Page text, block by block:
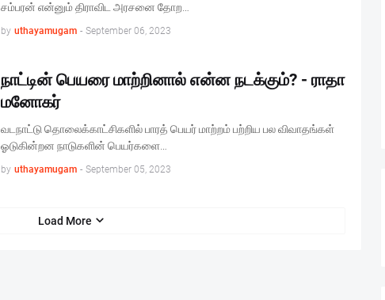
சம்பரன் என்னும் திராவிட அரசனை தோற…
by uthayamugam - September 06, 2023
நாட்டின் பெயரை மாற்றினால் என்ன நடக்கும்? - ராதா
மனோகர்
வடநாட்டு தொலைக்காட்சிகளில் பாரத் பெயர் மாற்றம் பற்றிய பல விவாதங்கள்
ஓடுகின்றன நாடுகளின் பெயர்களை…
by uthayamugam - September 05, 2023
Load More